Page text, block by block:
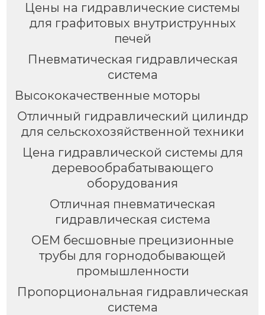
Цены на гидравлические системы
для графитовых внутриструнных
печей
Пневматическая гидравлическая
система
Высококачественные моторы
Отличный гидравлический цилиндр
для сельскохозяйственной техники
Цена гидравлической системы для
деревообрабатывающего
оборудования
Отличная пневматическая
гидравлическая система
OEM бесшовные прецизионные
трубы для горнодобывающей
промышленности
Пропорциональная гидравлическая
система